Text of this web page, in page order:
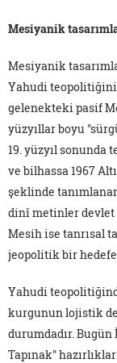
Mesiyanik
Mesiyanik
Yahudi
gelenekteki pasif
yüzyıllar boyu
19. yüzyıl
ve bilhassa 1967
şeklinde
dinî metinler devlet
Mesih ise tanrısal
jeopolitik bir
Yahudi
kurgunun lojistik
durumdadır.
Tapınak"